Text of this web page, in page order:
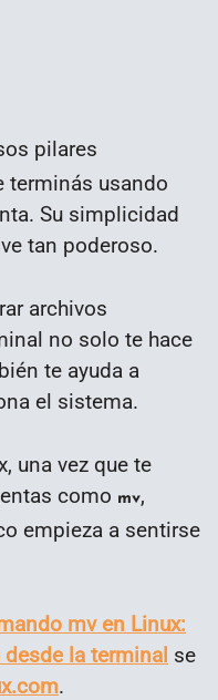
pilares
terminás usando
Su simplicidad
tan poderoso.
archivos
no solo te hace
te ayuda a
el sistema.
una vez que te
como mv,
empieza a sentirse
mv en Linux:
la terminal se
.